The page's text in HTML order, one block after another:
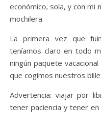
económico, sola, y con mi
mochilera.
La primera vez que
teníamos claro en todo
ningún paquete
que cogimos nuestros
Advertencia: viajar por
tener paciencia y tener